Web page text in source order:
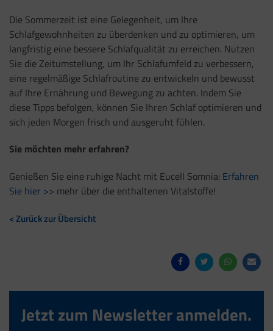
Die Sommerzeit ist eine Gelegenheit, um Ihre
Schlafgewohnheiten zu überdenken und zu optimieren, um
langfristig eine bessere Schlafqualität zu erreichen. Nutzen
Sie die Zeitumstellung, um Ihr Schlafumfeld zu verbessern,
eine regelmäßige Schlafroutine zu entwickeln und bewusst
auf Ihre Ernährung und Bewegung zu achten. Indem Sie
diese Tipps befolgen, können Sie Ihren Schlaf optimieren und
sich jeden Morgen frisch und ausgeruht fühlen.
Sie möchten mehr erfahren?
Genießen Sie eine ruhige Nacht mit Eucell Somnia: Erfahren
Sie hier >> mehr über die enthaltenen Vitalstoffe!
< Zurück zur Übersicht
Jetzt zum Newsletter anmelden.